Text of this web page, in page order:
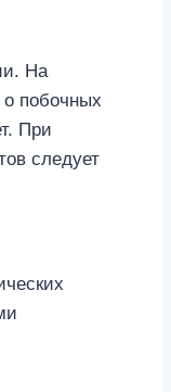
На
побочных
При
следует